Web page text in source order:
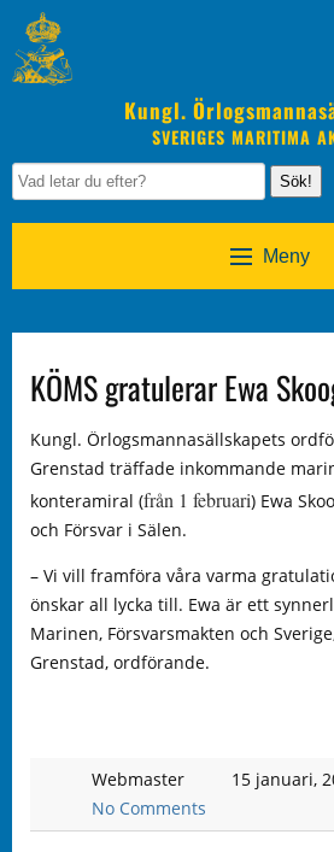
Kungl.
SVERIGES MARITIMA
Sök!
Meny
KÖMS gratulerar Ewa
Kungl. Örlogsmannasällskapets
Grenstad träffade inkommande
konteramiral (från 1 februari) Ewa
och Försvar i Sälen.
– Vi vill framföra våra varma
önskar all lycka till. Ewa är ett
Marinen, Försvarsmakten och
Grenstad, ordförande.
Webmaster 15 januari,
No Comments